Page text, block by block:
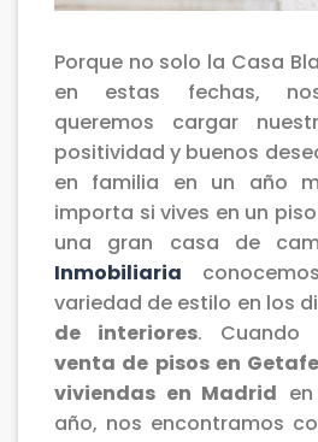
Porque no solo la Casa
en estas fechas,
queremos cargar
positividad y buenos
en familia en un año
importa si vives en un
una gran casa de
Inmobiliaria
variedad de estilo en los
de interiores. Cuando
venta de pisos en Getafe
viviendas en Madrid
año, nos encontramos